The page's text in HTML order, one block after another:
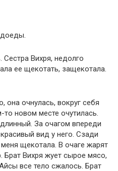
Вихря, недолго
ее щекотать, защекотала.
она очнулась, вокруг себя
новом месте очутилась.
За очагом впереди
вид у него. Сзади
щекотала. В очаге жарят
Брат Вихря жует сырое мясо,
все тело сжалось. Брат